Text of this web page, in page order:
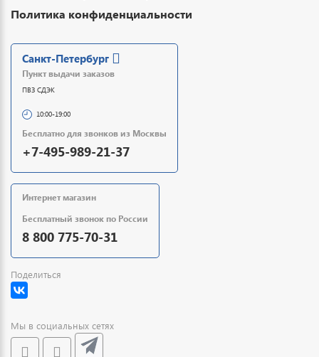
Политика конфиденциальности
Санкт-Петербург
Пункт выдачи заказов
ПВЗ СДЭК
10:00-19:00
Бесплатно для звонков из Москвы
+7-495-989-21-37
Интернет магазин
Бесплатный звонок по России
8 800 775-70-31
Поделиться
Мы в социальных сетях